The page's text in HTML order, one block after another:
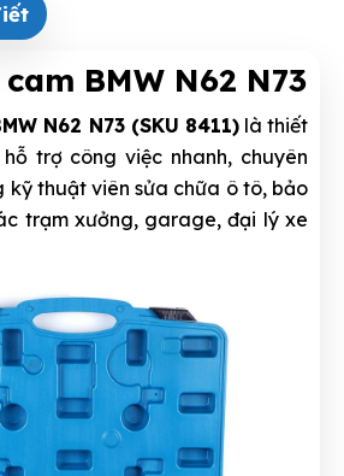
BMW N62 N73
N62 N73 (SKU 8411)là thiết
trợ công việc nhanh, chuyên
kỹ thuật viên sửa chữa ô tô, bảo
trạm xưởng, garage, đại lý xe